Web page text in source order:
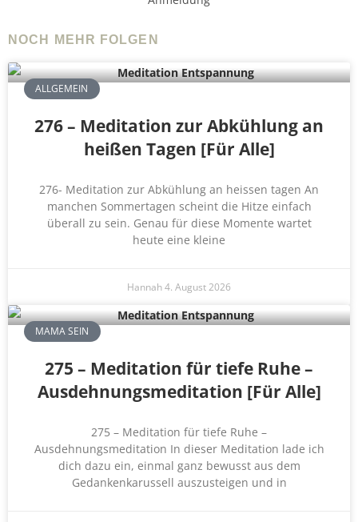
NOCH MEHR FOLGEN
ALLGEMEIN
276 – Meditation zur Abkühlung an
heißen Tagen [Für Alle]
276- Meditation zur Abkühlung an heissen tagen An
manchen Sommertagen scheint die Hitze einfach
überall zu sein. Genau für diese Momente wartet
heute eine kleine
Hannah4. August 2026
MAMA SEIN
275 – Meditation für tiefe Ruhe –
Ausdehnungsmeditation [Für Alle]
275 – Meditation für tiefe Ruhe –
Ausdehnungsmeditation In dieser Meditation lade ich
dich dazu ein, einmal ganz bewusst aus dem
Gedankenkarussell auszusteigen und in